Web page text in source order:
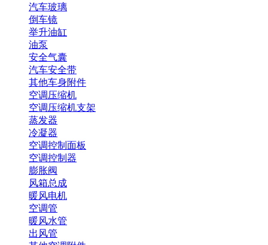
汽车玻璃
倒车镜
举升油缸
油泵
安全气囊
汽车安全带
其他车身附件
空调压缩机
空调压缩机支架
蒸发器
冷凝器
空调控制面板
空调控制器
膨胀阀
风箱总成
暖风电机
空调管
暖风水管
出风管